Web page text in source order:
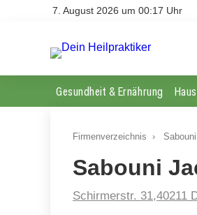
7. August 2026 um 00:17 Uhr
Gesundheit & Ernährung
Firmenverzeichnis ›
Sabouni
Schirmerstr. 31,40211